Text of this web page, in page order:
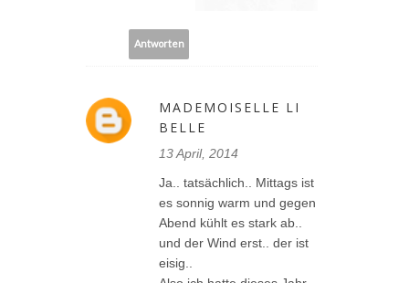
Antworten
MADEMOISELLE LI
BELLE
13 April, 2014
Ja.. tatsächlich.. Mittags ist
es sonnig warm und gegen
Abend kühlt es stark ab..
und der Wind erst.. der ist
eisig..